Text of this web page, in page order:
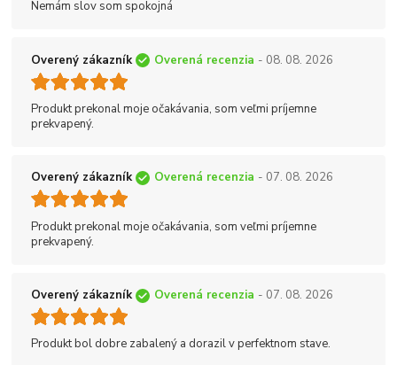
Nemám slov som spokojná
Overený zákazník Overená recenzia - 08. 08. 2026
Produkt prekonal moje očakávania, som veľmi príjemne
prekvapený.
Overený zákazník Overená recenzia - 07. 08. 2026
Produkt prekonal moje očakávania, som veľmi príjemne
prekvapený.
Overený zákazník Overená recenzia - 07. 08. 2026
Produkt bol dobre zabalený a dorazil v perfektnom stave.